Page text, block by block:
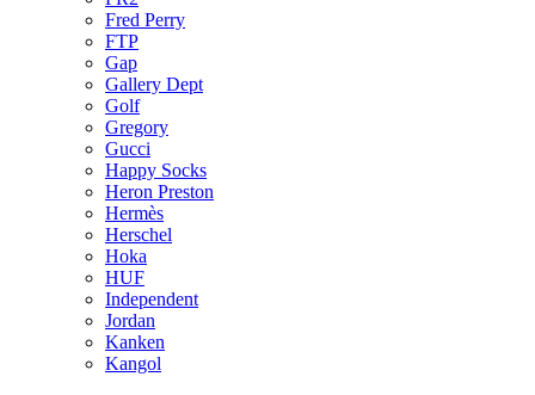
Fred Perry
FTP
Gap
Gallery Dept
Golf
Gregory
Gucci
Happy Socks
Heron Preston
Hermès
Hersсhel
Hoka
HUF
Independent
Jordan
Kanken
Kangol